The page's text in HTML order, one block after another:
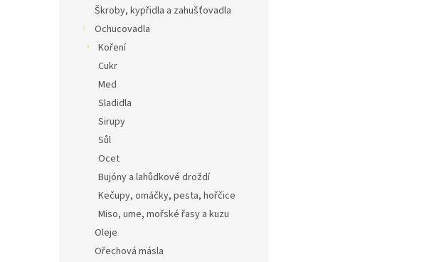
Škroby, kypřidla a zahušťovadla
Ochucovadla
Koření
Cukr
Med
Sladidla
Sirupy
Sůl
Ocet
Bujóny a lahůdkové droždí
Kečupy, omáčky, pesta, hořčice
Miso, ume, mořské řasy a kuzu
Oleje
Ořechová másla